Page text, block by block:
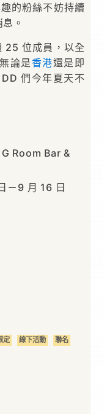
的粉絲不妨持續
。
25 位成員，以全
論是香港還是即
們今年夏天不
Room Bar &
－9 月 16 日
定 線下活動
聯名